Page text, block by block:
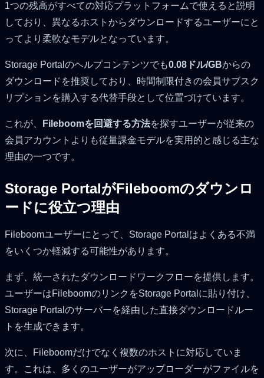
1つの残高がすべての対応プラットフォームで使えると説明
しており、異なるホストからダウンロードするユーザーにと
ってより柔軟なモデルとなっています。
Storage Portalのヘルプコンテンツでも0.08ドル/GBからの
ダウンロードを推奨しており、時間制限付きの会員サブスク
リプションを購入する代替手段として位置づけています。
これが、 Fileboomを回避する方法を探すユーザーが従来の
会員アカウントよりも従量課金モデルを実用的と感じる主な
理由の一つです。
Storage PortalがFileboomのダウンロ
ードに役立つ理由
Fileboomユーザーにとって、Storage Portalはよくある不満
をいくつか軽減する可能性があります。
まず、統一されたダウンロードワークフローを提供します。
ユーザーはFileboomのリンクをStorage Portalに貼り付け、
Storage Portalのサーバーを経由した直接ダウンロードルー
トを生成できます。
次に、Fileboomだけでなく複数のホストに対応していま
す。これは、多くのユーザーがアップローダーがファイルを